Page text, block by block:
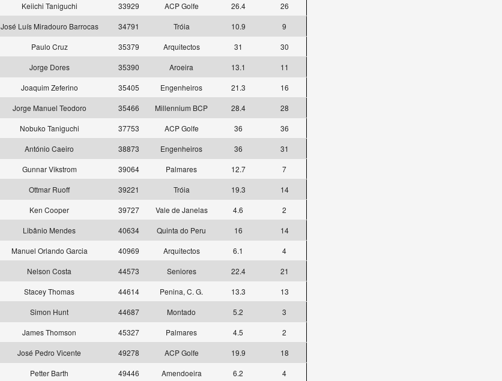
Keiichi Taniguchi 33929 ACP Golfe 26.4
26
José Luís Miradouro Barrocas 34791 Tróia 10.9
9
Paulo Cruz 35379 Arquitectos 31
30
Jorge Dores 35390 Aroeira 13.1
11
Joaquim Zeferino 35405 Engenheiros 21.3
16
Jorge Manuel Teodoro 35466 Millennium BCP 28.4
28
Nobuko Taniguchi 37753 ACP Golfe 36
36
António Caeiro 38873 Engenheiros 36
31
Gunnar Vikstrom 39064 Palmares 12.7
7
Ottmar Ruoff 39221 Tróia 19.3
14
Ken Cooper 39727 Vale de Janelas 4.6
2
Libânio Mendes 40634 Quinta do Peru 16
14
Manuel Orlando Garcia 40969 Arquitectos 6.1
4
Nelson Costa 44573 Seniores 22.4
21
Stacey Thomas 44614 Penina, C. G. 13.3
13
Simon Hunt 44687 Montado 5.2
3
James Thomson 45327 Palmares 4.5
2
José Pedro Vicente 49278 ACP Golfe 19.9
18
Petter Barth 49446 Amendoeira 6.2 4